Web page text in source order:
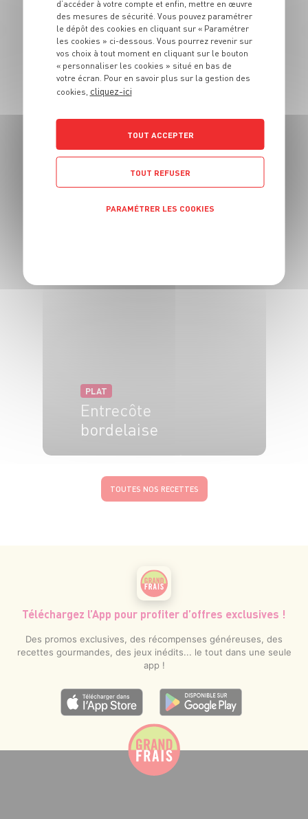
PLAT
Burger américain
au cheddar
4 pers. 15 min 10 min
PLAT
Escalope de dinde
PLAT
Entrecôte
bordelaise
TOUTES NOS RECETTES
Téléchargez l’App pour profiter d’offres exclusives !
Des promos exclusives, des récompenses généreuses, des
recettes gourmandes, des jeux inédits... le tout dans une seule
app !
d’accéder à votre compte et enfin, mettre en œuvre
des mesures de sécurité. Vous pouvez paramétrer
le dépôt des cookies en cliquant sur « Paramétrer
les cookies » ci-dessous. Vous pourrez revenir sur
vos choix à tout moment en cliquant sur le bouton
« personnaliser les cookies » situé en bas de
votre écran. Pour en savoir plus sur la gestion des
cookies, cliquez-ici
TOUT ACCEPTER
TOUT REFUSER
PARAMÉTRER LES COOKIES